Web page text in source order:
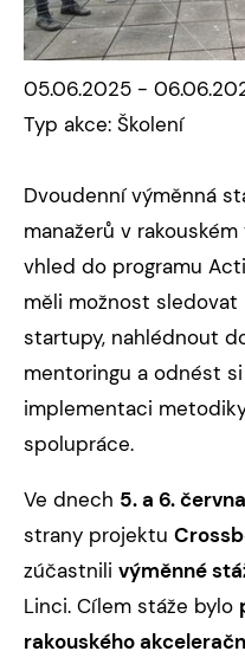
05.06.2025 -
Typ akce: Školení
Dvoudenní výměnná
manažerů v
vhled do programu
měli možnost
startupy, nahlédnout
mentoringu a odnést
implementaci
spolupráce.
Ve dnech 5. a 6.
strany projektu
zúčastnili výměnné
Linci. Cílem stáže bylo
rakouského